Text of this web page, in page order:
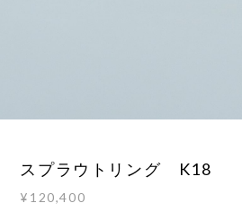
スプラウトリング K18
¥120,400